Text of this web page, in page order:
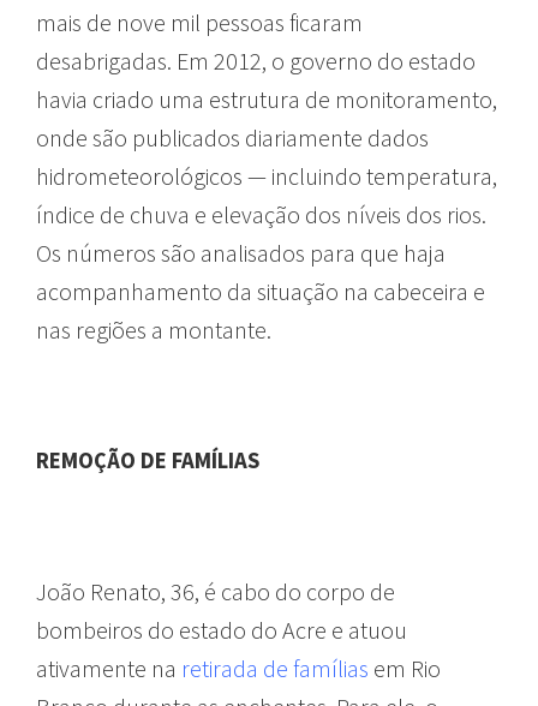
mais de nove mil pessoas ficaram
desabrigadas. Em 2012, o governo do estado
havia criado uma estrutura de monitoramento,
onde são publicados diariamente dados
hidrometeorológicos — incluindo temperatura,
índice de chuva e elevação dos níveis dos rios.
Os números são analisados para que haja
acompanhamento da situação na cabeceira e
nas regiões a montante.
REMOÇÃO DE FAMÍLIAS
João Renato, 36, é cabo do corpo de
bombeiros do estado do Acre e atuou
ativamente na retirada de famílias em Rio